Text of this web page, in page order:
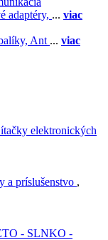
adaptéry, ... viac
Ant ... viac
elektronických
a príslušenstvo ,
- SLNKO -